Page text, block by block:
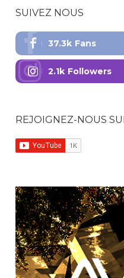
SUIVEZ NOUS
37.3k Fans
2.1k Followers
REJOIGNEZ-NOUS